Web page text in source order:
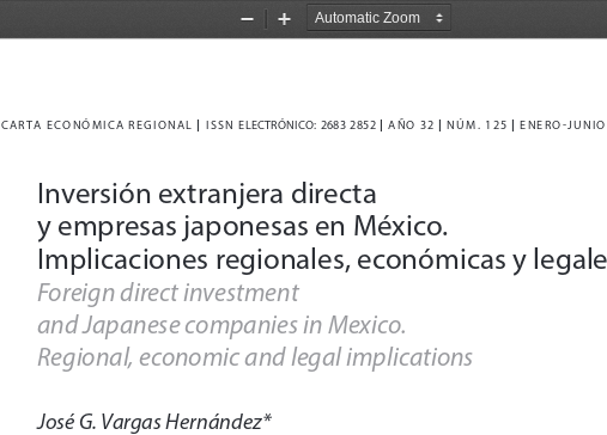
Zoom
Zoom
CARTA ECONÓMICA REGIONAL |
  I
SSN  ELECTRÓNICO: 2683 2852 |
  AÑO 32
|
  NÚM
. 125 |
ENERO-
Inversión extranjera directa
y empresas japonesas en México.
Implicaciones regionales, económicas y
Foreign direct investment
and Japanese companies in Mexico.
Regional, economic and legal implications
José G. Vargas Hernández*